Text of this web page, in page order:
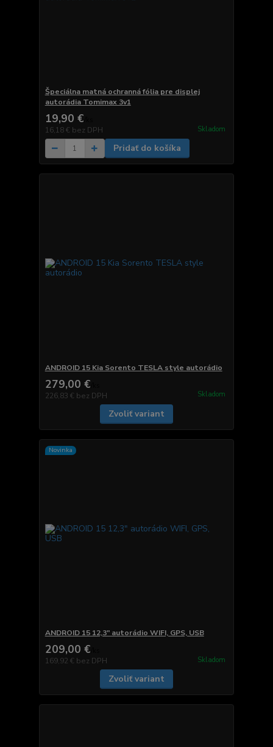
Špeciálna matná ochranná fólia pre displej
autorádia Tomimax 3v1
19,90 €
16,18 € bez DPH Skladom
Pridať do košíka
ANDROID 15 Kia Sorento TESLA style autorádio
279,00 €
226,83 € bez DPH Skladom
Zvoliť variant
Novinka
ANDROID 15 12,3" autorádio WIFI, GPS, USB
209,00 €
169,92 € bez DPH Skladom
Zvoliť variant